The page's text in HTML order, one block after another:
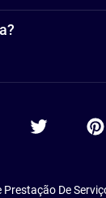
Accor Twitter
Prestação De